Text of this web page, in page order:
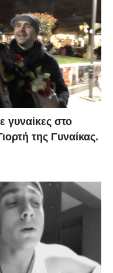
γυναίκες στο
της Γυναίκας.